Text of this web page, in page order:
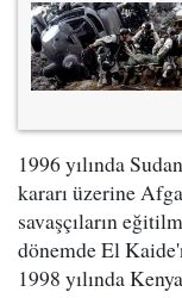
1996 yılında
kararı üzerine
savaşçıların
dönemde El
1998 yılında